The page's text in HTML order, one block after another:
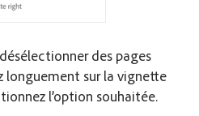
des pages
longuement sur la vignette
l’option souhaitée.